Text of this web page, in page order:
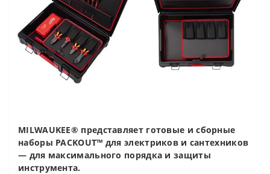
MILWAUKEE® представляет готовые и сборные
наборы PACKOUT™ для электриков и сантехников
— для максимального порядка и защиты
инструмента.